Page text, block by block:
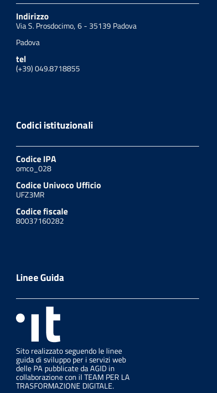
Indirizzo
Via S. Prosdocimo, 6 - 35139 Padova
Padova
tel
(+39) 049.8718855
Codici istituzionali
Codice IPA
omco_028
Codice Univoco Ufficio
UFZ3MR
Codice fiscale
80037160282
Linee Guida
Sito realizzato seguendo le linee
guida di sviluppo per i servizi web
delle PA pubblicate da AGID in
collaborazione con il TEAM PER LA
TRASFORMAZIONE DIGITALE.